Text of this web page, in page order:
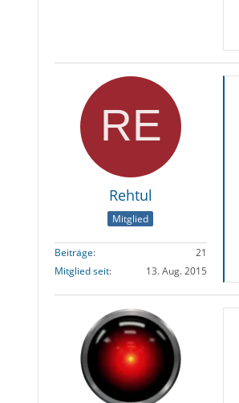
Rehtul
Mitglied
Beiträge
21
Mitglied seit
13. Aug. 2015